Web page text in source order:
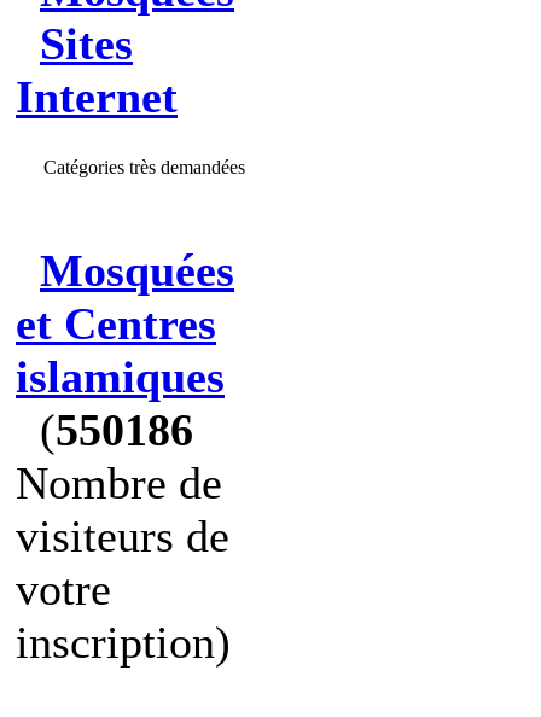
Sites
Internet
Catégories très demandées
Mosquées
et Centres
islamiques
(550186
Nombre de
visiteurs de
votre
inscription)